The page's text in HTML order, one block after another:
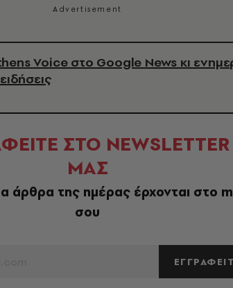
Voice στο Google News κι
ΣΤΟ NEWSLETTER
ΜΑΣ
άρθρα της ημέρας έρχονται στο
σου